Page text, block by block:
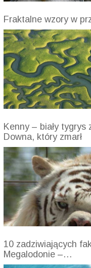
Fraktalne wzory w
Kenny – biały tygrys
Downa, który zmarł
10 zadziwiających
Megalodonie –…